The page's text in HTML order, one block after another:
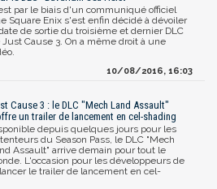
par le biais d'un communiqué officiel
Square Enix s'est enfin décidé à dévoiler
de sortie du troisième et dernier DLC
Just Cause 3. On a même droit à une
10/08/2016, 16:03
Cause 3 : le DLC "Mech Land Assault"
un trailer de lancement en cel-shading
depuis quelques jours pour les
du Season Pass, le DLC "Mech
Assault" arrive demain pour tout le
L'occasion pour les développeurs de
le trailer de lancement en cel-